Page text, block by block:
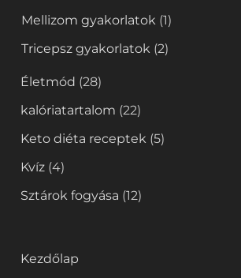
Mellizom gyakorlatok (1)
Tricepsz gyakorlatok (2)
Életmód (28)
kalóriatartalom (22)
Keto diéta receptek (5)
Kvíz (4)
Sztárok fogyása (12)
Kezdőlap